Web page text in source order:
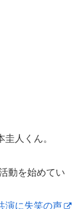
人くん。
動を始めてい
演に失笑の声